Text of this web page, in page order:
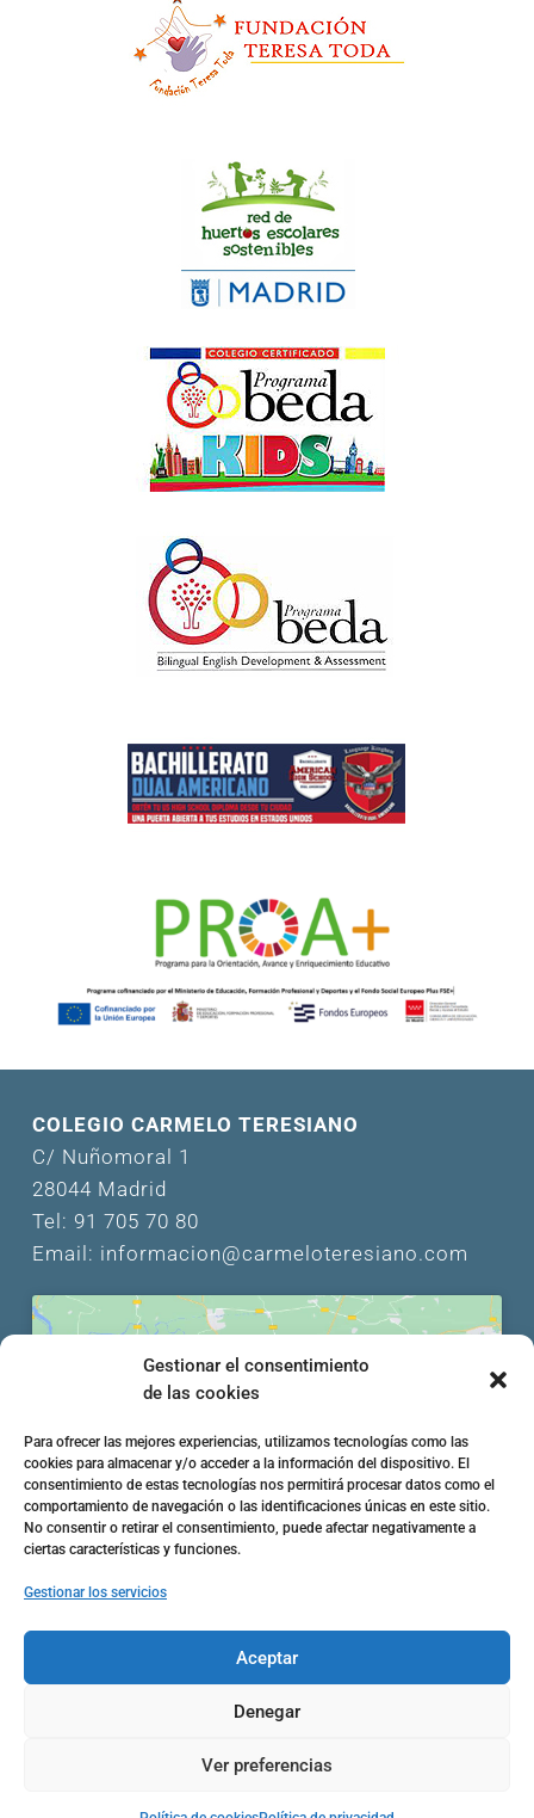
Gestionar el consentimiento
de las cookies
Para ofrecer las mejores experiencias, utilizamos tecnologías como las
cookies para almacenar y/o acceder a la información del dispositivo. El
consentimiento de estas tecnologías nos permitirá procesar datos como el
comportamiento de navegación o las identificaciones únicas en este sitio.
No consentir o retirar el consentimiento, puede afectar negativamente a
ciertas características y funciones.
Gestionar los servicios
Aceptar
Denegar
Ver preferencias
COLEGIO CARMELO TERESIANO
C/ Nuñomoral 1
28044 Madrid
Tel: 91 705 70 80
Email: informacion@carmeloteresiano.com
Google maps
Política de cookies
Estoy de acuerdo

© Carmelo Teresiano 2022